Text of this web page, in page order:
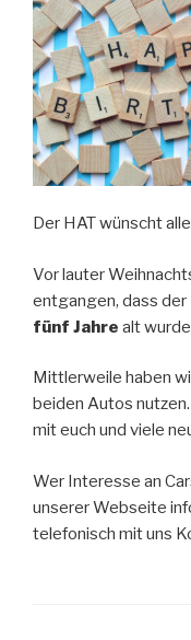
Der HAT wünscht
Vor lauter
entgangen, dass der
fünf Jahre alt
Mittlerweile haben
beiden Autos
mit euch und viele
Wer Interesse an
unserer Webseite
telefonisch mit uns